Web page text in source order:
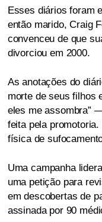
Esses diários foram
então marido, Craig
convenceu de que
divorciou em 2000.
As anotações do
morte de seus filhos
eles me assombra”
feita pela
física de
Uma campanha
uma petição para
em descobertas de
assinada por 90